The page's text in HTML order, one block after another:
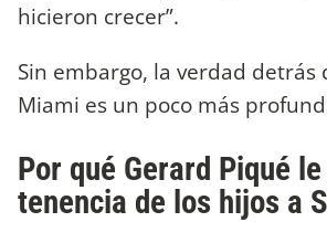
hicieron crecer”.
Sin embargo, la verdad detrás
Miami es un poco más
Por qué Gerard Piqué
tenencia de los hijos a